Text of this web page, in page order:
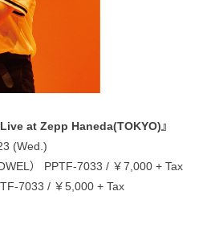
at Zepp Haneda(TOKYO)』
(Wed.)
） PPTF-7033 / ￥7,000 + Tax
7033 / ￥5,000 + Tax